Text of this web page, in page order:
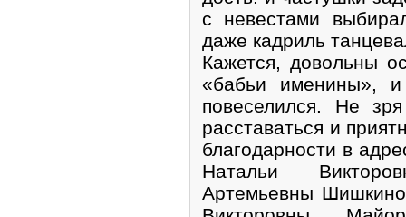
с невестами
даже кадриль
Кажется, довольны
«бабьи именины»,
повесе­лился. Не
расста­ваться и
благо­дарности в
На­тальи
Артемьевны